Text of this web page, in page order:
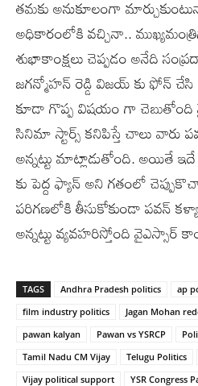
తమకు అనుకూలంగా
అధికారంలోకి వచ్చినా..
శుభాకాంక్షలు చెప్పడం అనేది
జగన్మోహన్ రెడ్డి విజయ్ కు ఫోన్ చేసి
కూడా గొప్ప విషయం గా చెబుతోంది
సినిమా స్టార్స్ కనిపిస్తే చాలు వారు
అన్నట్టు మాట్లాడుతోంది. అయితే
కు పెద్ద ఫ్యాన్ అని గతంలో
పరిగణలోకి తీసుకోకుండా పవన్
అన్నట్టు వ్యవహరిస్తోంది వైఎస్సార్
TAGS Andhra Pradesh politics ap
film industry politics
Jagan Mohan
pawan kalyan
Pawan vs YSRCP
Tamil Nadu CM Vijay
Telugu Politics
Vijay political support
YSR Congress